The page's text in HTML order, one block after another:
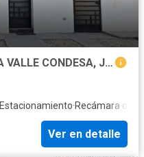
CASA EN RENTA EN ALLEGRA VALLE CONDESA, JUAREZ, NUEVO LEON
Estacionamiento·Recámara con
Ver en detalle